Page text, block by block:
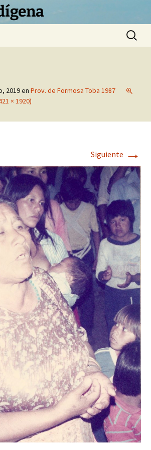
Buscar:
2019en Prov. de Formosa Toba 1987
× 1920)
Siguiente →